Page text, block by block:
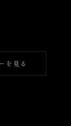
を見る